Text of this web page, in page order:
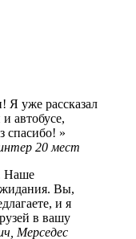
Я уже рассказал
автобусе,
спасибо!
20 мест
Наше
Вы,
и я
в вашу
Мерседес